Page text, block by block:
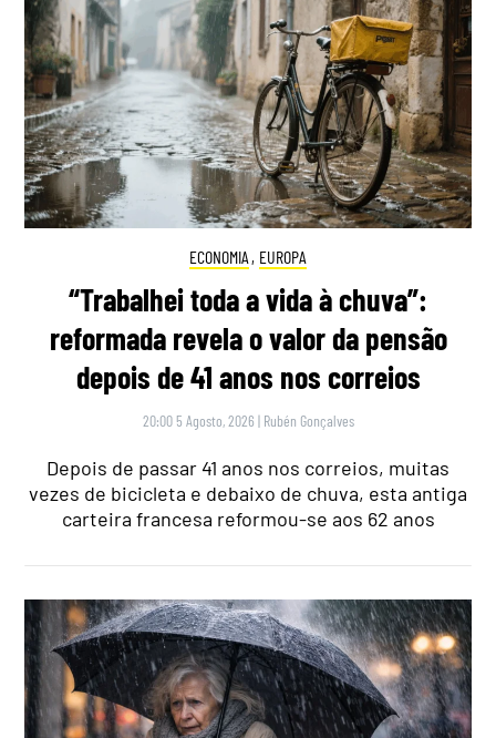
ECONOMIA , EUROPA
“Trabalhei toda a vida à chuva”:
reformada revela o valor da pensão
depois de 41 anos nos correios
20:00 5 Agosto, 2026 | Rubén Gonçalves
Depois de passar 41 anos nos correios, muitas
vezes de bicicleta e debaixo de chuva, esta antiga
carteira francesa reformou-se aos 62 anos